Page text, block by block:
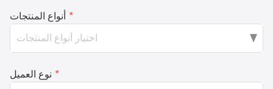
أنواع المنتجات *
نوع العميل *